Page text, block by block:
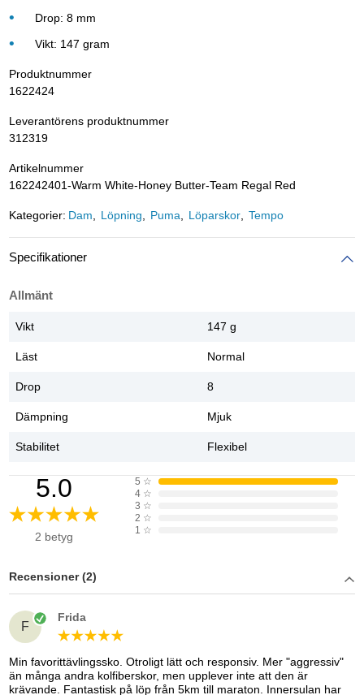
Drop: 8 mm
Vikt: 147 gram
Produktnummer
1622424
Leverantörens produktnummer
312319
Artikelnummer
162242401-Warm White-Honey Butter-Team Regal Red
Kategorier: Dam Löpning Puma Löparskor Tempo
Specifikationer
Allmänt
Vikt 147 g
Läst Normal
Drop 8
Dämpning Mjuk
Stabilitet Flexibel
5.0
2 betyg
5 ☆
4 ☆
3 ☆
2 ☆
1 ☆
Recensioner (2)
F
Frida
Min favorittävlingssko. Otroligt lätt och responsiv. Mer "aggressiv"
än många andra kolfiberskor, men upplever inte att den är
krävande. Fantastisk på löp från 5km till maraton. Innersulan har